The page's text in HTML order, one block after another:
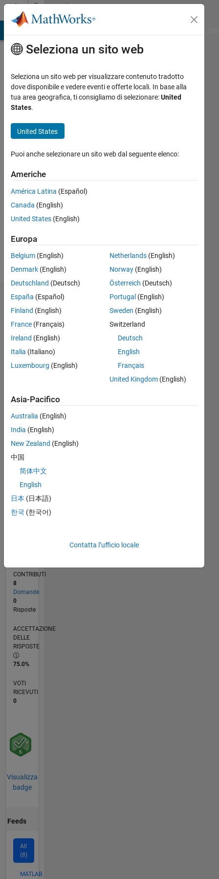
Vai al contenutoCommunity
Profile
Jonathan
Frutschy
Last
mesi fa
dal 2023
Followers:
Following:
Follow
Dashboard
Statistica
M…
CONTRIBUTI L
0
1
2
3
11/23
03/24
07/24
11/24
03/25
07/25
11/25
03/26
07/26
04/24
09/24
02/25
12/25
05/26
CRONOLOGIA
RANK
193.486
CONTRIBUTI
8
Domande
0
Risposte
ACCETTAZIONE
DELLE
RISPOSTE
75.0%
VOTI
RICEVUTI
0
Visualizza
badge
Feeds
All
(8)
MATLAB
Seleziona un sito web
Seleziona un sito web per visualizzare contenuto tradotto
dove disponibile e vedere eventi e offerte locali. In base alla
tua area geografica, ti consigliamo di selezionare:United
States.
United States
Puoi anche selezionare un sito web dal seguente elenco:
Americhe
América Latina (Español)
Canada (English)
United States (English)
Europa
Belgium (English)
Denmark (English)
Deutschland (Deutsch)
España (Español)
Finland (English)
France (Français)
Ireland (English)
Italia (Italiano)
Luxembourg (English)
Netherlands(English)
Norway(English)
Österreich (Deutsch)
Portugal (English)
Sweden (English)
Switzerland
Deutsch
English
Français
United Kingdom(English)
Asia-Pacifico
Australia (English)
India (English)
New Zealand (English)
中国
简体中文
English
日本 (日本語)
한국 (한국어)
Contatta l’ufficio locale